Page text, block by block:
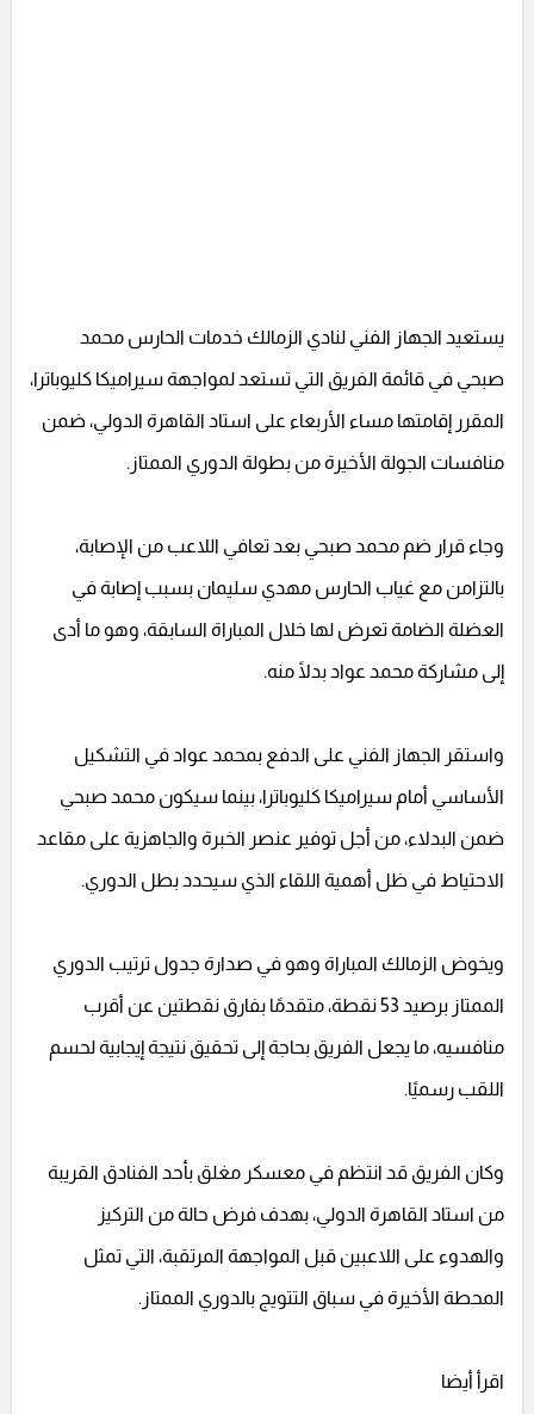
يستعيد الجهاز الفني لنادي الزمالك خدمات الحارس محمد
صبحي في قائمة الفريق التي تستعد لمواجهة سيراميكا كليوباترا،
المقرر إقامتها مساء الأربعاء على استاد القاهرة الدولي، ضمن
منافسات الجولة الأخيرة من بطولة الدوري الممتاز.
وجاء قرار ضم محمد صبحي بعد تعافي اللاعب من الإصابة،
بالتزامن مع غياب الحارس مهدي سليمان بسبب إصابة في
العضلة الضامة تعرض لها خلال المباراة السابقة، وهو ما أدى
إلى مشاركة محمد عواد بدلًا منه.
واستقر الجهاز الفني على الدفع بمحمد عواد في التشكيل
الأساسي أمام سيراميكا كليوباترا، بينما سيكون محمد صبحي
ضمن البدلاء، من أجل توفير عنصر الخبرة والجاهزية على مقاعد
الاحتياط في ظل أهمية اللقاء الذي سيحدد بطل الدوري.
ويخوض الزمالك المباراة وهو في صدارة جدول ترتيب الدوري
الممتاز برصيد 53 نقطة، متقدمًا بفارق نقطتين عن أقرب
منافسيه، ما يجعل الفريق بحاجة إلى تحقيق نتيجة إيجابية لحسم
اللقب رسميًا.
وكان الفريق قد انتظم في معسكر مغلق بأحد الفنادق القريبة
من استاد القاهرة الدولي، بهدف فرض حالة من التركيز
والهدوء على اللاعبين قبل المواجهة المرتقبة، التي تمثل
المحطة الأخيرة في سباق التتويج بالدوري الممتاز.
اقرأ أيضا